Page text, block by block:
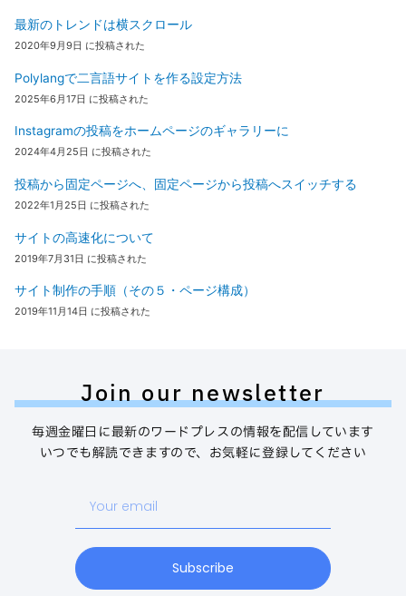
最新のトレンドは横スクロール
2020年9月9日 に投稿された
Polylangで二言語サイトを作る設定方法
2025年6月17日 に投稿された
Instagramの投稿をホームページのギャラリーに
2024年4月25日 に投稿された
投稿から固定ページへ、固定ページから投稿へスイッチする
2022年1月25日 に投稿された
サイトの高速化について
2019年7月31日 に投稿された
サイト制作の手順（その５・ページ構成）
2019年11月14日 に投稿された
Join our newsletter
毎週金曜日に最新のワードプレスの情報を配信しています
いつでも解読できますので、お気軽に登録してください
email
Subscribe